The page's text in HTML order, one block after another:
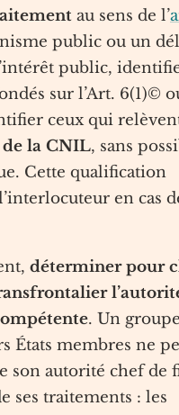
au sens de l’
public ou un
public,
sur l’Art. 6(1)©
ceux qui
la CNIL, sans
Cette qualification
en cas
déterminer pour
. Un
États membres ne
son autorité chef de
ses traitements : les